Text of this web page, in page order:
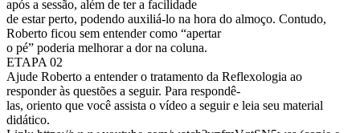
após a sessão, além de ter a facilidade
de estar perto, podendo auxiliá-lo na hora do almoço. Contudo,
Roberto ficou sem entender como “apertar
o pé” poderia melhorar a dor na coluna.
ETAPA 02
Ajude Roberto a entender o tratamento da Reflexologia ao
responder às questões a seguir. Para respondê-
las, oriento que você assista o vídeo a seguir e leia seu material
didático.